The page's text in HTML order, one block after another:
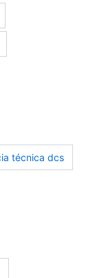
técnica dcs